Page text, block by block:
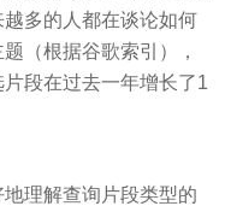
多的人都在谈论如何
（根据谷歌索引），
段在过去一年增长了1
理解查询片段类型的